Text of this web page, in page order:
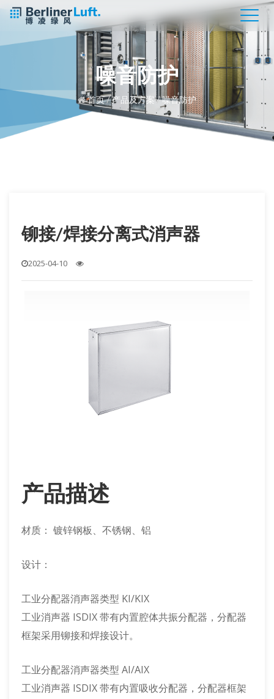
噪音防护
首页/产品及方案/噪音防护
铆接/焊接分离式消声器
2025-04-10
产品描述
材质： 镀锌钢板、不锈钢、铝
设计：
工业分配器消声器类型 KI/KIX
工业消声器 ISDIX 带有内置腔体共振分配器，分配器
框架采用铆接和焊接设计。
工业分配器消声器类型 AI/AIX
工业消声器 ISDIX 带有内置吸收分配器，分配器框架